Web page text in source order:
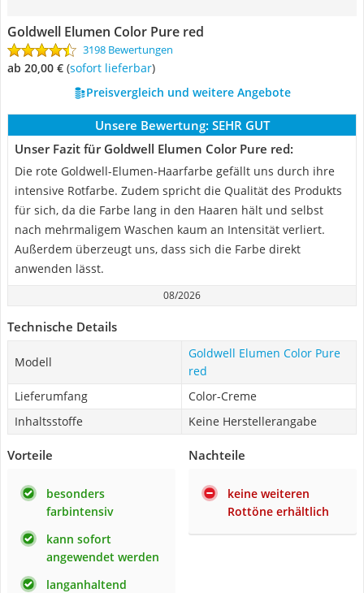
Goldwell Elumen Color Pure red
3198 Bewertungen
ab 20,00 € ( Sofort lieferbar)
Preisvergleich und weitere Angebote
Unsere Bewertung: SEHR GUT
Unser Fazit für Goldwell Elumen Color Pure red:
Die rote Goldwell-Elumen-Haarfarbe gefällt uns durch ihre
intensive Rotfarbe. Zudem spricht die Qualität des Produkts
für sich, da die Farbe lang in den Haaren hält und selbst
nach mehrmaligem Waschen kaum an Intensität verliert.
Außerdem überzeugt uns, dass sich die Farbe direkt
anwenden lässt.
08/2026
Technische Details
Modell
Goldwell Elumen Color Pure
red
Lieferumfang
Color-Creme
Inhaltsstoffe
Keine Herstellerangabe
Vorteile
besonders
farbintensiv
kann sofort
angewendet werden
langanhaltend
Nachteile
keine weiteren
Rottöne erhältlich